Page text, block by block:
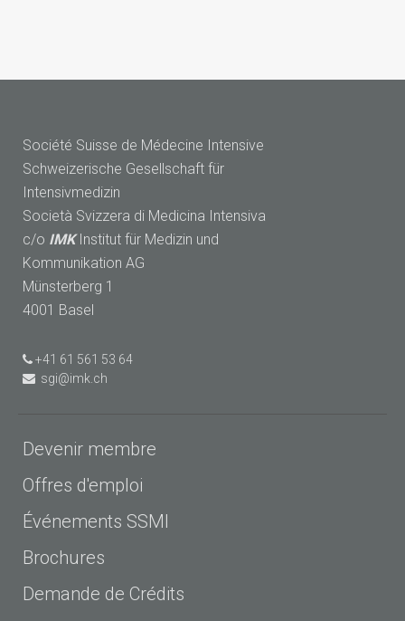
Société Suisse de Médecine Intensive
Schweizerische Gesellschaft für
Intensivmedizin
Società Svizzera di Medicina Intensiva
c/o IMK Institut für Medizin und
Kommunikation AG
Münsterberg 1
4001 Basel
+41 61 561 53 64
sgi@imk.ch
Devenir membre
Offres d'emploi
Événements SSMI
Brochures
Demande de Crédits